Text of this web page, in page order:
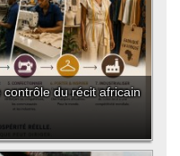
du récit africain